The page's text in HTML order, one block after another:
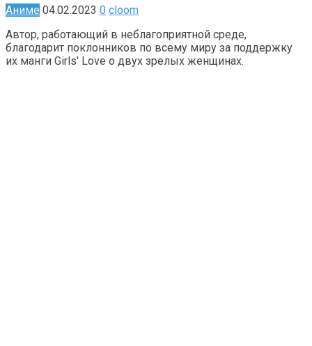
Аниме 04.02.2023 0 cloom
Автор, работающий в неблагоприятной среде,
благодарит поклонников по всему миру за поддержку
их манги Girls' Love о двух зрелых женщинах.